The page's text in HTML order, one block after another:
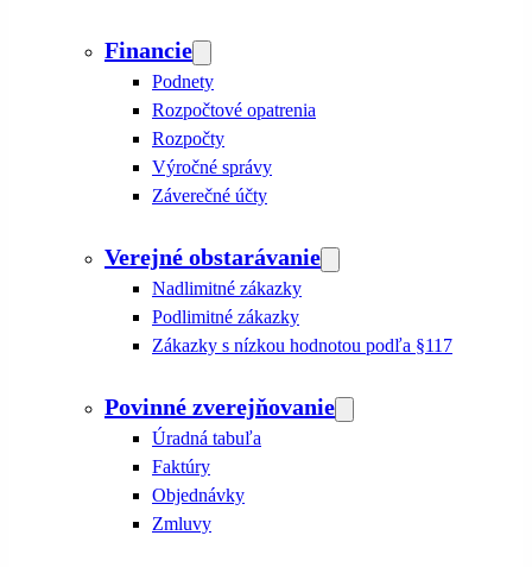
Financie
Podnety
Rozpočtové opatrenia
Rozpočty
Výročné správy
Záverečné účty
Verejné obstarávanie
Nadlimitné zákazky
Podlimitné zákazky
Zákazky s nízkou hodnotou podľa §117
Povinné zverejňovanie
Úradná tabuľa
Faktúry
Objednávky
Zmluvy